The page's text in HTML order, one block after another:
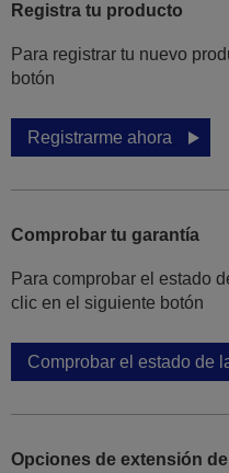
Registra tu producto
Para registrar tu nuevo
botón
Registrarme ahora
Comprobar tu garantía
Para comprobar el estado
clic en el siguiente botón
Comprobar el estado de
Opciones de extensión